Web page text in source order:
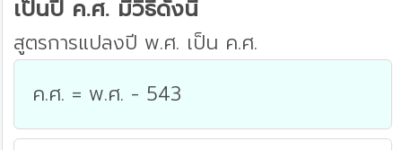
เป็นปี ค.ศ. มีวิธีดังนี้
สูตรการแปลงปี พ.ศ. เป็น ค.ศ.
ค.ศ. = พ.ศ. - 543